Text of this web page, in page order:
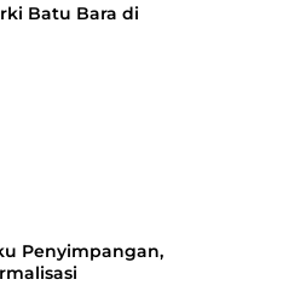
Batu Bara di
Penyimpangan,